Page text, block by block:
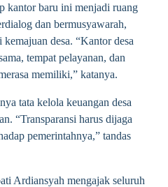
kantor baru ini menjadi ruang
dan bermusyawarah,
desa. “Kantor desa
tempat pelayanan, dan
memiliki,” katanya.
tata kelola keuangan desa
“Transparansi harus dijaga
pemerintahnya,” tandas
Ardiansyah mengajak seluruh